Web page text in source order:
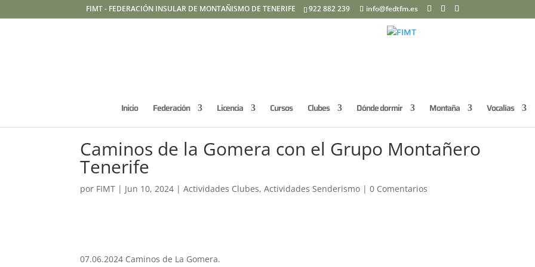
FIMT - FEDERACIÓN INSULAR DE MONTAÑISMO DE TENERIFE 922 882 239 info@fedtfm.es
Inicio Federación Licencia Cursos Clubes Dónde dormir Montaña Vocalías
Caminos de la Gomera con el Grupo Montañero
Tenerife
por FIMT | Jun 10, 2024 |Actividades Clubes,Actividades Senderismo |0 Comentarios
07.06.2024 Caminos de La Gomera.